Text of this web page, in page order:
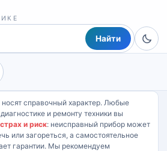
Найти
справочный характер. Любые
и ремонту техники вы
и риск: неисправный прибор может
или загореться, а самостоятельное
гарантии. Мы рекомендуем